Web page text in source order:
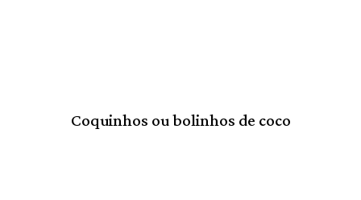
Coquinhos ou bolinhos de coco